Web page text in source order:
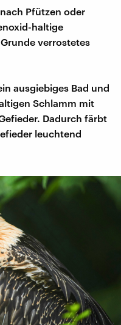
Pfützen oder
haltige
verrostetes
ausgiebiges Bad und
Schlamm mit
Dadurch färbt
leuchtend